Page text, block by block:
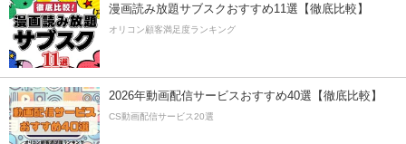
漫画読み放題サブスクおすすめ11選【徹底比較】
オリコン顧客満足度ランキング
2026年動画配信サービスおすすめ40選【徹底比較】
CS動画配信サービス20選